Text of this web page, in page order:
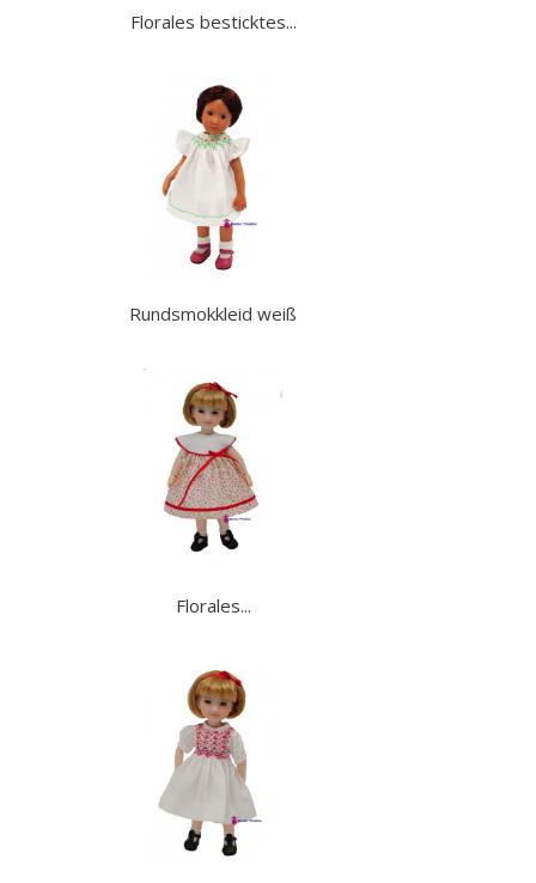
Florales besticktes...
Rundsmokkleid weiß
Florales...